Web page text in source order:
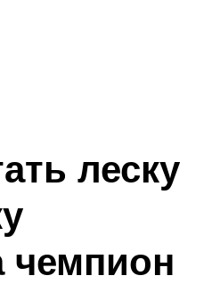
леску
чемпион